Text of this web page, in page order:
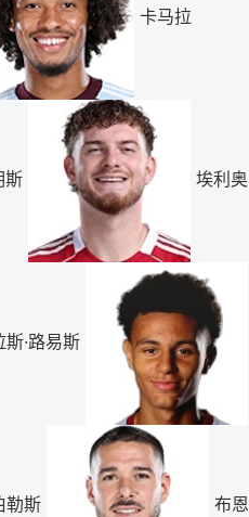
卡马拉
斯 埃利奥
·路易斯
勒斯 布恩